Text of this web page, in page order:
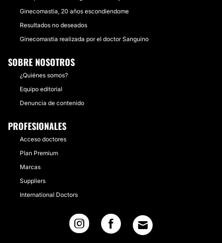
Ginecomastia, 20 años escondiendome
Resultados no deseados
Ginecomastia realizada por el doctor Sanguino
SOBRE NOSOTROS
¿Quiénes somos?
Equipo editorial
Denuncia de contenido
PROFESIONALES
Acceso doctores
Plan Premium
Marcas
Suppliers
International Doctors